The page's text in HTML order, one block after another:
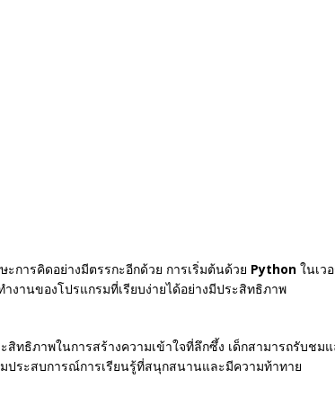
การคิดอย่างมีตรรกะอีกด้วย การเริ่มต้นด้วย Python ในเว
งานของโปรแกรมที่เรียบง่ายได้อย่างมีประสิทธิภาพ
ทธิภาพในการสร้างความเข้าใจที่ลึกซึ้ง เด็กสามารถรับชม
มประสบการณ์การเรียนรู้ที่สนุกสนานและมีความท้าทาย